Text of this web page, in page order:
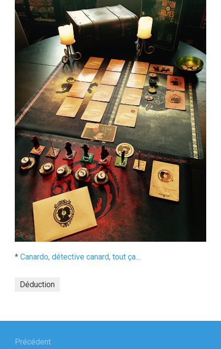
* Canardo, détective canard, tout ça…
Déduction
Précédent